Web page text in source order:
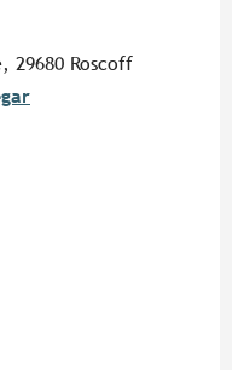
29680 Roscoff